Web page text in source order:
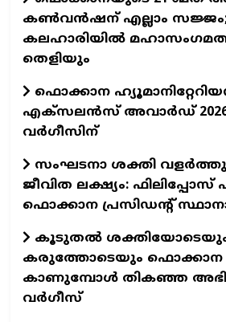
കൺവൻഷന് എല്ലാം സജ്ജം;
കലഹാരിയിൽ
തെളിയും
ഫൊക്കാന
എക്‌സലന്‍സ് അവാര്‍ഡ്
വര്‍ഗീസിന്
സംഘടനാ ശക്തി
ജീവിത ലക്ഷ്യം: ഫിലിപ്പോസ്
ഫൊക്കാന പ്രസിഡന്റ്
കൂടുതൽ
കരുത്തോടെയും ഫൊക്കാന
കാണുമ്പോൾ തികഞ്ഞ
വർഗീസ്